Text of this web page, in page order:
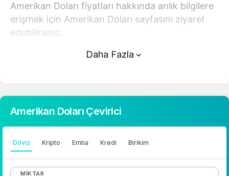
Amerikan Doları fiyatları hakkında anlık bilgilere
erişmek için Amerikan Doları sayfasını ziyaret
edebilirsiniz.
Amerikan Doları (TL) fiyatı bugün düştü.
hacmi 0. Fiyatı son 24 saatte 0,070000 değişim
göstermiştir..
Amerikan Doları hesaplama işlemleri için,
sayfanın üstünde yer alan çevirici aracını
kullanarak mevcut fiyatlar üzerinden hızlı ve
Daha Fazla
Amerikan Doları Çevirici
Döviz Kripto Emtia Kredi Birikim
MIKTAR